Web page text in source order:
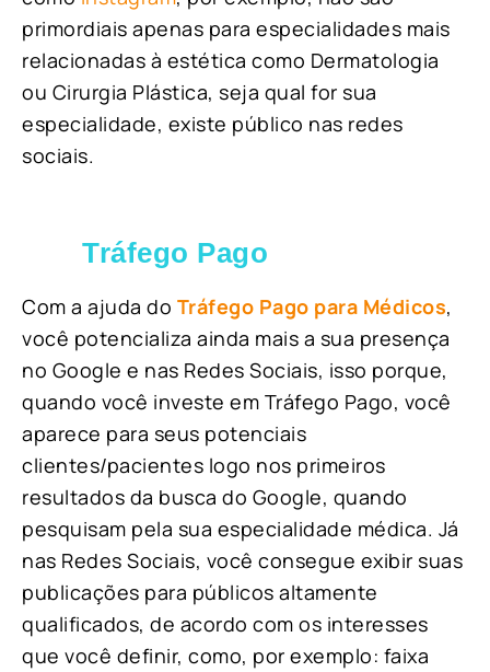
primordiais apenas para especialidades mais
relacionadas à estética como Dermatologia
ou Cirurgia Plástica, seja qual for sua
especialidade, existe público nas redes
sociais.
Tráfego Pago
Com a ajuda do Tráfego Pago para Médicos,
você potencializa ainda mais a sua presença
no Google e nas Redes Sociais, isso porque,
quando você investe em Tráfego Pago, você
aparece para seus potenciais
clientes/pacientes logo nos primeiros
resultados da busca do Google, quando
pesquisam pela sua especialidade médica. Já
nas Redes Sociais, você consegue exibir suas
publicações para públicos altamente
qualificados, de acordo com os interesses
que você definir, como, por exemplo: faixa